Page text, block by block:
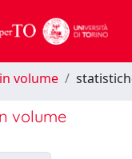
volume
volume